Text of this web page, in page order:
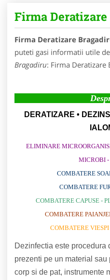
Firma
Firma Deratizare
puteti gasi informatii utile
Bragadiru: Firma Deratizare
DERATIZARE •
ELIMINARE
MICROBI
COMBATERE
COMBATERE
COMBATERE CAPUSE -
COMBATERE
COMBATERE
Dezinfectia este procedura
prezenti pe un material
corp si de pat, instrumente